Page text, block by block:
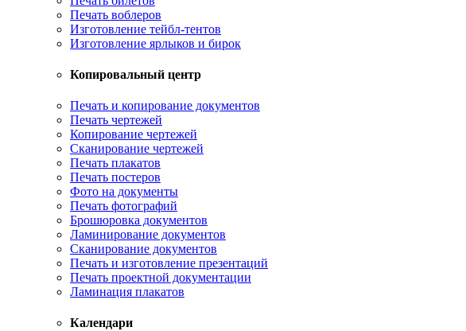
Печать воблеров
Изготовление тейбл-тентов
Изготовление ярлыков и бирок
Копировальный центр
Печать и копирование документов
Печать чертежей
Копирование чертежей
Сканирование чертежей
Печать плакатов
Печать постеров
Фото на документы
Печать фотографий
Брошюровка документов
Ламинирование документов
Сканирование документов
Печать и изготовление презентаций
Печать проектной документации
Ламинация плакатов
Календари